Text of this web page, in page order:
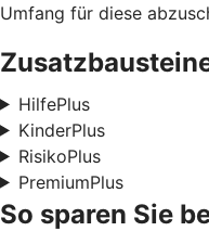
Umfang für diese
HilfePlus
KinderPlus
RisikoPlus
PremiumPlus
So sparen Sie